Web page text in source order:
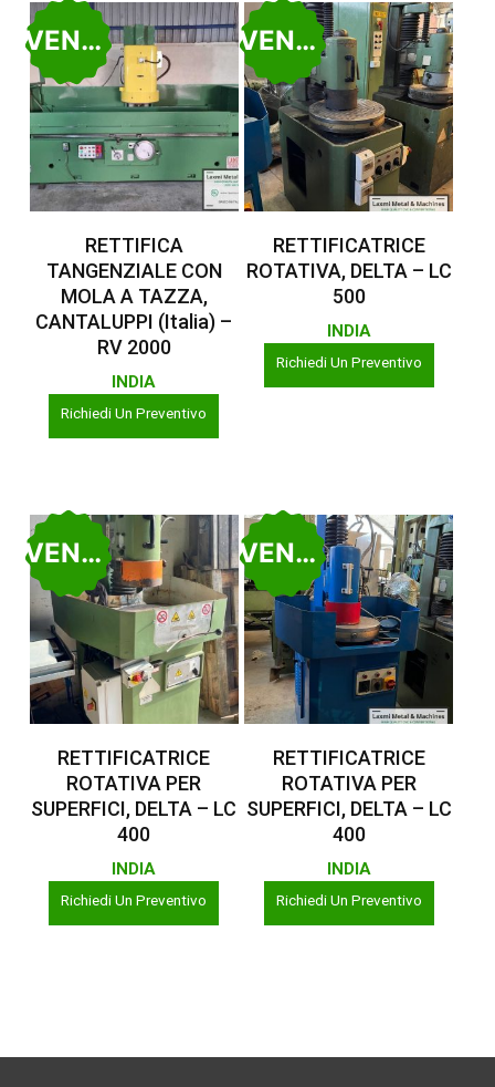
VENDUTO
Leggi Tutto
RETTIFICA
TANGENZIALE CON
MOLA A TAZZA,
CANTALUPPI (Italia) –
RV 2000
INDIA
Richiedi Un Preventivo
VENDUTO
Leggi Tutto
RETTIFICATRICE
ROTATIVA, DELTA – LC
500
INDIA
Richiedi Un Preventivo
VENDUTO
Leggi Tutto
RETTIFICATRICE
ROTATIVA PER
SUPERFICI, DELTA – LC
400
INDIA
Richiedi Un Preventivo
VENDUTO
Leggi Tutto
RETTIFICATRICE
ROTATIVA PER
SUPERFICI, DELTA – LC
400
INDIA
Richiedi Un Preventivo